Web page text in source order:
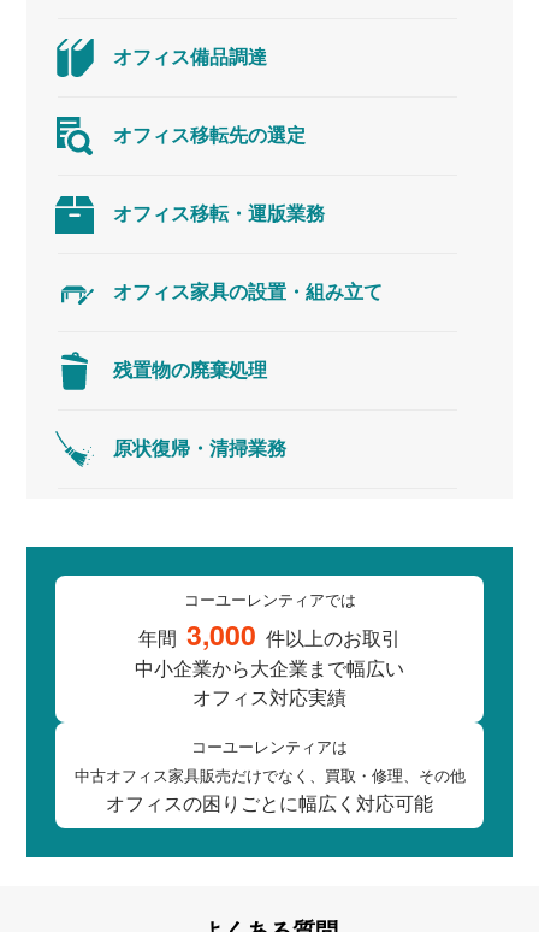
オフィス備品調達
オフィス移転先の選定
オフィス移転・運版業務
オフィス家具の設置・組み立て
残置物の廃棄処理
原状復帰・清掃業務
コーユーレンティアでは
年間 3,000 件以上のお取引
中小企業から大企業 まで幅広い
オフィス対応実績
コーユーレンティアは
中古オフィス家具販売だけでなく、 買取 ・ 修理、 その他
オフィスの困りごとに幅広く 対応可能